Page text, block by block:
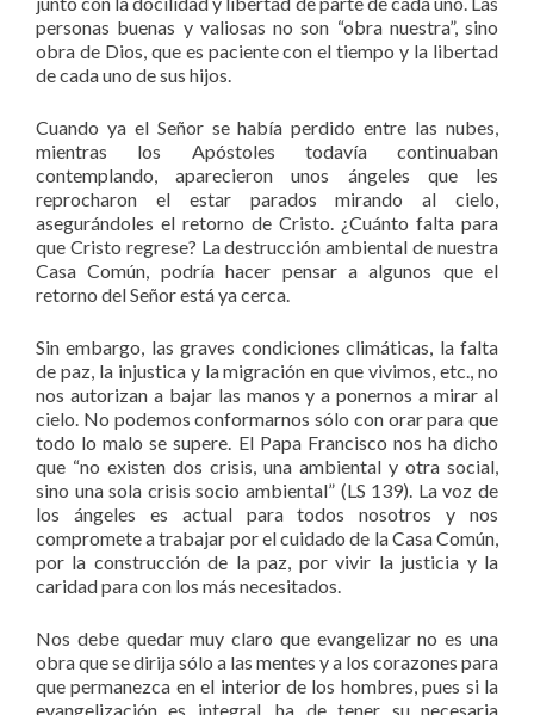
personas buenas y valiosas no son “obra nuestra”, sino
obra de Dios, que es paciente con el tiempo y la libertad
de cada uno de sus hijos.
Cuando ya el Señor se había perdido entre las nubes,
mientras los Apóstoles todavía continuaban
contemplando, aparecieron unos ángeles que les
reprocharon el estar parados mirando al cielo,
asegurándoles el retorno de Cristo. ¿Cuánto falta para
que Cristo regrese? La destrucción ambiental de nuestra
Casa Común, podría hacer pensar a algunos que el
retorno del Señor está ya cerca.
Sin embargo, las graves condiciones climáticas, la falta
de paz, la injustica y la migración en que vivimos, etc., no
nos autorizan a bajar las manos y a ponernos a mirar al
cielo. No podemos conformarnos sólo con orar para que
todo lo malo se supere. El Papa Francisco nos ha dicho
que “no existen dos crisis, una ambiental y otra social,
sino una sola crisis socio ambiental” (LS 139). La voz de
los ángeles es actual para todos nosotros y nos
compromete a trabajar por el cuidado de la Casa Común,
por la construcción de la paz, por vivir la justicia y la
caridad para con los más necesitados.
Nos debe quedar muy claro que evangelizar no es una
obra que se dirija sólo a las mentes y a los corazones para
que permanezca en el interior de los hombres, pues si la
evangelización es integral, ha de tener su necesaria